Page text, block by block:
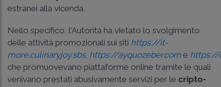
estranei alla vicenda.
Nello specifico, l'Autorità ha vietato lo svolgimento
delle attività promozionali sui siti https://it-
more.culinaryjoy.sbs, https://ayquozeber.com e https://
che promuovevano piattaforme online tramite le quali
venivano prestati abusivamente servizi per le cripto-